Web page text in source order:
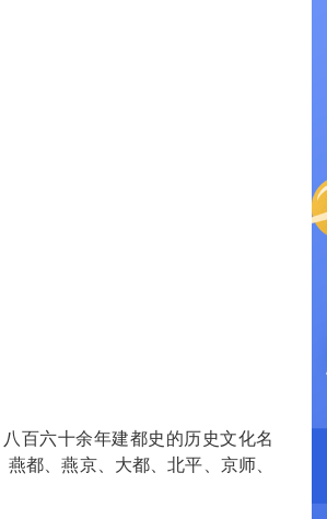
百六十余年建都史的历史文化名
都、燕京、大都、北平、京师、